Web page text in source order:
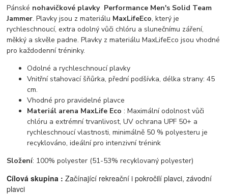
Pánské nohavičkové plavky Performance Men's Solid Team
Jammer. Plavky jsou z materiálu MaxLifeEco, který je
rychleschnoucí, extra odolný vůči chlóru a slunečnímu záření,
měkký a skvěle padne. Plavky z materiálu MaxLifeEco jsou vhodné
pro každodenní tréninky.
Odolné a rychleschnoucí plavky
Vnitřní stahovací šňůrka, přední podšívka, délka strany: 45
cm.
Vhodné pro pravidelné plavce
Materiál arena MaxLife Eco: Maximální odolnost vůči
chlóru a extrémní trvanlivost, UV ochrana UPF 50+ a
rychleschnoucí vlastnosti, minimálně 50 % polyesteru je
recyklováno, ideální pro intenzivní trénink
Složení: 100% polyester (51-53% recyklovaný polyester)
Cílová skupina :Začínající rekreační i pokročilí plavci, závodní
plavci